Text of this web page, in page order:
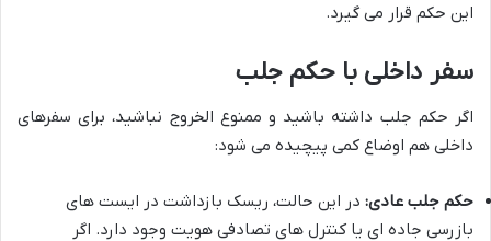
این حکم قرار می گیرد.
سفر داخلی با حکم جلب
اگر حکم جلب داشته باشید و ممنوع الخروج نباشید، برای سفرهای
داخلی هم اوضاع کمی پیچیده می شود:
حکم جلب عادی: در این حالت، ریسک بازداشت در ایست های
بازرسی جاده ای یا کنترل های تصادفی هویت وجود دارد. اگر